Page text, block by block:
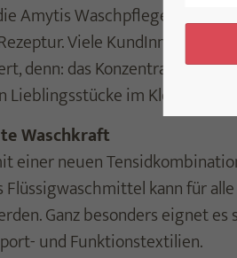
Amytis Waschpflege, Made
Viele KundInnen
denn: das Konzentrat aus
Lieblingsstücke im
Waschkraft
einer neuen
kann für
Ganz besonders eignet es
und Funktionstextilien.